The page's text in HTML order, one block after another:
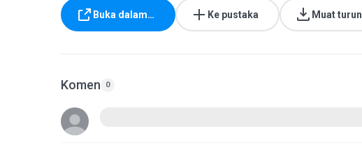
Buka dalam… Ke pustaka Muat turun
Komen 0